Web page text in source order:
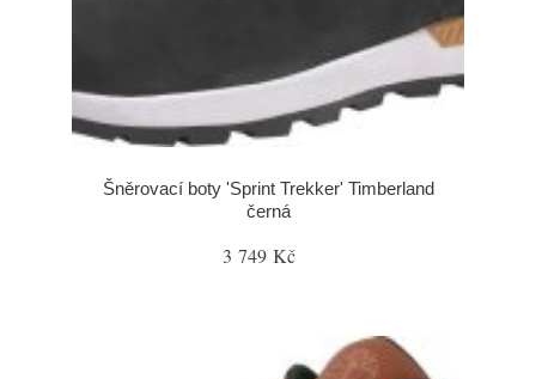
Šněrovací boty 'Sprint Trekker' Timberland
černá
3 749 Kč